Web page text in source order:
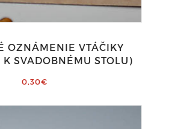
OZNÁMENIE VTÁČIKY
SVADOBNÉMU STOLU)
0,30€